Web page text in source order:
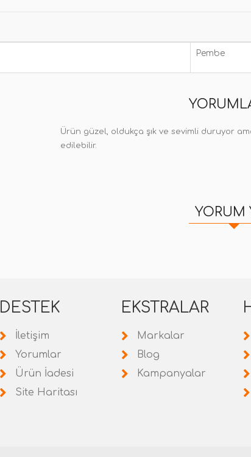
Pembe
Ürün güzel, oldukça şık ve sevimli duruyor
edilebilir.
YORUM
DESTEK
İletişim
Yorumlar
Ürün İadesi
Site Haritası
EKSTRALAR
Markalar
Blog
Kampanyalar